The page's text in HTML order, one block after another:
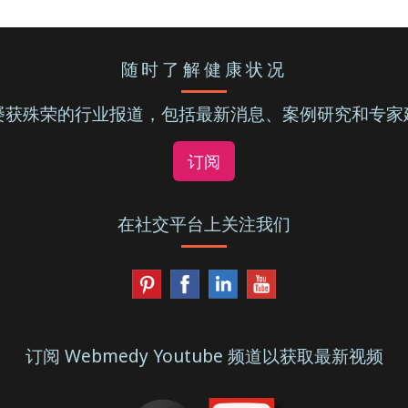
随时了解健康状况
殊荣的行业报道，包括最新消息、案例研究和专
订阅
在社交平台上关注我们
订阅 Webmedy Youtube 频道以获取最新视频